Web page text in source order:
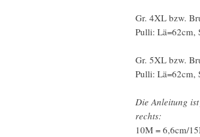
Gr. 4XL bzw.
Pulli: Lä=62cm,
Gr. 5XL bzw.
Pulli: Lä=62cm,
Die Anleitung
rechts:
10M = 6,6cm/